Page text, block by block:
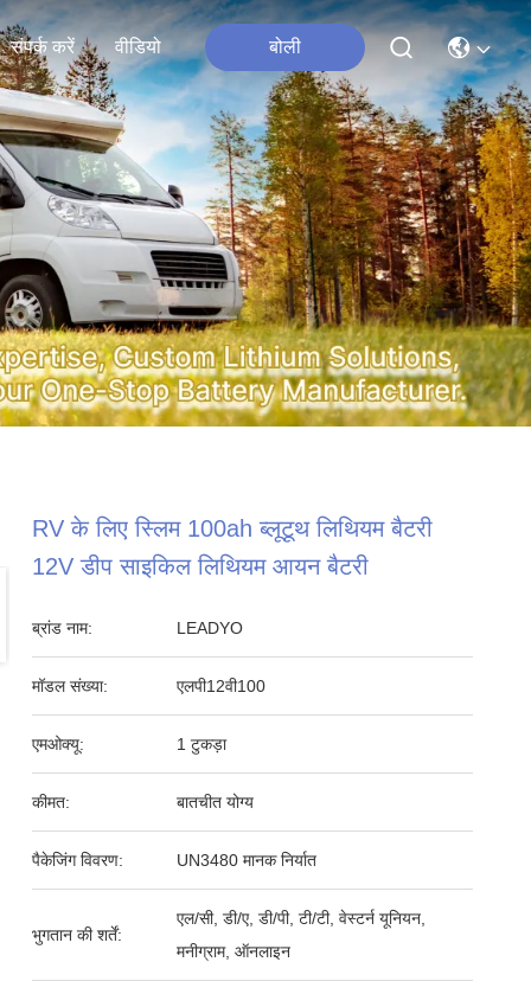
संपर्क करें वीडियो बोली
RV के लिए स्लिम 100ah ब्लूटूथ लिथियम बैटरी
12V डीप साइकिल लिथियम आयन बैटरी
ब्रांड नाम: LEADYO
मॉडल संख्या: एलपी12वी100
एमओक्यू: 1 टुकड़ा
कीमत: बातचीत योग्य
पैकेजिंग विवरण: UN3480 मानक निर्यात
भुगतान की शर्तें:
एल/सी, डी/ए, डी/पी, टी/टी, वेस्टर्न यूनियन,
मनीग्राम, ऑनलाइन